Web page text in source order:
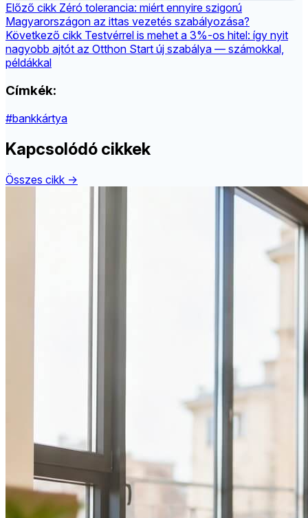
Előző cikk Zéró tolerancia: miért ennyire szigorú
Magyarországon az ittas vezetés szabályozása?
Következő cikk Testvérrel is mehet a 3%-os hitel: így nyit
nagyobb ajtót az Otthon Start új szabálya — számokkal,
példákkal
Címkék:
#bankkártya
Kapcsolódó cikkek
Összes cikk →